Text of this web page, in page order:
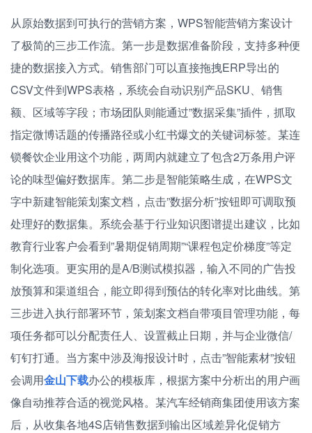
从原始数据到可执行的营销方案，WPS智能营销方案设计
了极简的三步工作流。第一步是数据准备阶段，支持多种便
捷的数据接入方式。销售部门可以直接拖拽ERP导出的
CSV文件到WPS表格，系统会自动识别产品SKU、销售
额、区域等字段；市场团队则能通过”数据采集”插件，抓取
指定微博话题的传播路径或小红书爆文的关键词标签。某连
锁餐饮企业用这个功能，两周内就建立了包含2万条用户评
论的味型偏好数据库。第二步是智能策略生成，在WPS文
字中新建智能策划案文档，点击”数据分析”按钮即可调取预
处理好的数据集。系统会基于行业知识图谱提出建议，比如
教育行业客户会看到”暑期促销周期”“课程包定价梯度”等定
制化选项。更实用的是A/B测试模拟器，输入不同的广告投
放预算和渠道组合，能立即得到预估的转化率对比曲线。第
三步进入执行部署环节，策划案文档自带项目管理功能，每
项任务都可以分配责任人、设置截止日期，并与企业微信/
钉钉打通。当方案中涉及海报设计时，点击”智能素材”按钮
会调用金山下载办公的模板库，根据方案中分析出的用户画
像自动推荐合适的视觉风格。某汽车经销商集团使用该方案
后，从收集各地4S店销售数据到输出区域差异化促销方